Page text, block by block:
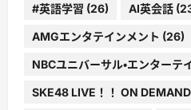
#英語学習 (26) AI英会話
AMGエンタテインメント (26)
NBCユニバーサル・エンターテ
SKE48 LIVE！！ ON DEMAND